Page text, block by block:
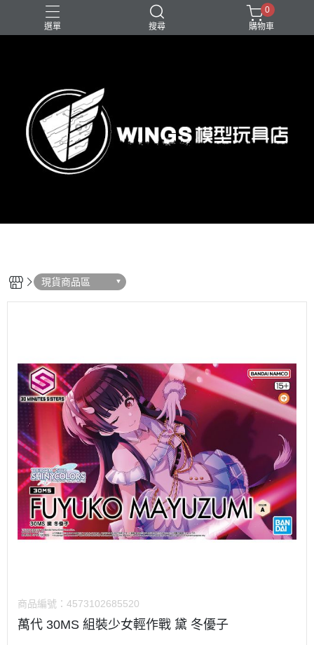
選單 搜尋
0
購物車
現貨商品區
商品編號： 4573102685520
萬代 30MS 組裝少女輕作戰 黛 冬優子